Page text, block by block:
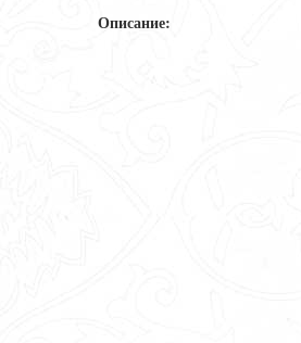
Описание: